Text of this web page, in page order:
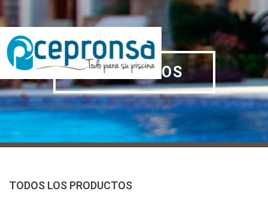
PRODUCTOS
TODOS LOS PRODUCTOS